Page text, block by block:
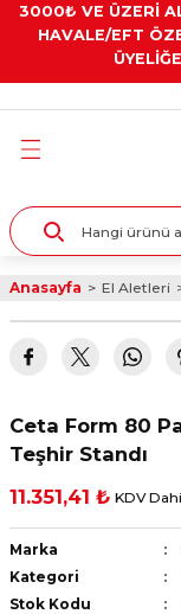
3000₺ VE ÜZERİ
HAVALE/EFT
Gresler
Alet Setleri
ve Multimetreler
ve Penseler
Taşları ve
Anasayfa El Aletleri
Ceta Form 80
Teşhir Standı
11.351,41 ₺ KDV
Marka
Kategori
Stok Kodu